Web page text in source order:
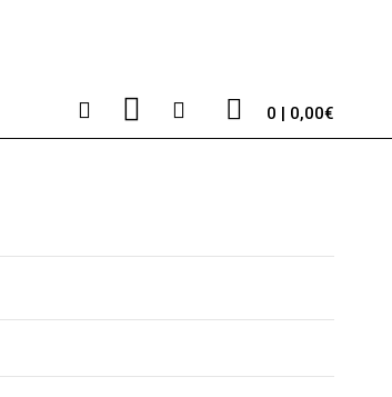
0 | 0,00€